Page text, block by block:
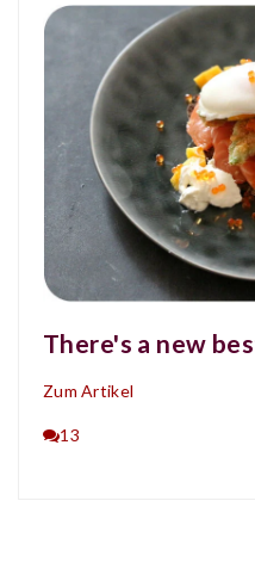
There's a new
Zum Artikel
13